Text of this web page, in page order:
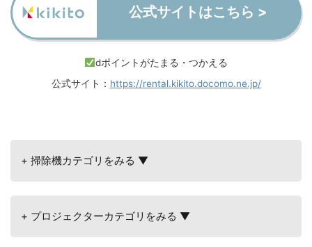
公式サイトはこちら >
dポイントがたまる・つかえる
公式サイト： https://rental.kikito.docomo.ne.jp/
+ 掃除機カテゴリをみる ▼
+ プロジェクターカテゴリをみる ▼